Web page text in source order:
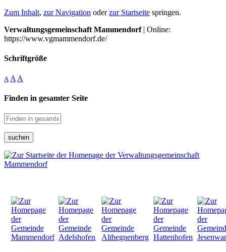
Zum Inhalt, zur Navigation oderzur Startseite springen.
Verwaltungsgemeinschaft Mammendorf| Online:
https://www.vgmammendorf.de/
Schriftgröße
A A A
Finden in gesamter Seite
suchen